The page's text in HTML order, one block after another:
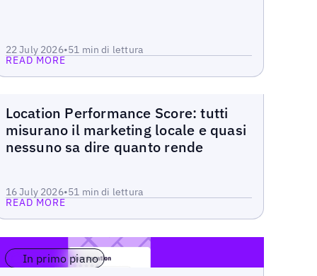
22 July 2026•51 min di lettura
READ MORE
Location Performance Score: tutti
misurano il marketing locale e quasi
nessuno sa dire quanto rende
16 July 2026•51 min di lettura
Read more
READ MORE
In primo piano